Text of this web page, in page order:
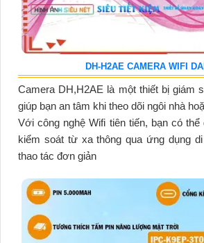
DH-H2AE CAMERA WIFI
Camera DH,H2AE là một thiết bị giám
giúp bạn an tâm khi theo dõi ngôi nhà
Với công nghệ Wifi tiên tiến, bạn có
kiểm soát từ xa thông qua ứng dụng
thao tác đơn giản